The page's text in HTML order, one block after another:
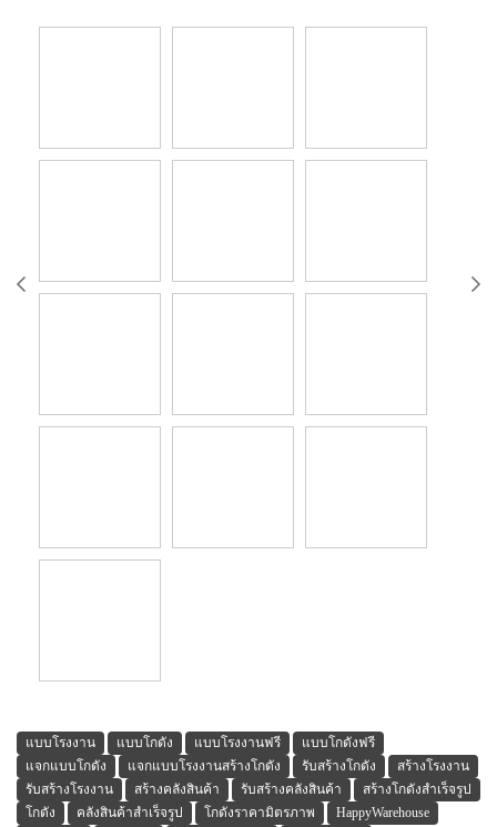
แบบโรงงาน แบบโกดัง แบบโรงงานฟรี
แบบโกดังฟรี
แจกแบบโกดัง
แจกแบบโรงงานสร้างโกดัง รับสร้างโกดัง
สร้างโรงงาน
รับสร้างโรงงาน
สร้างคลังสินค้า รับสร้างคลังสินค้า
สร้างโกดังสำเร็จรูป
โกดัง
คลังสินค้าสำเร็จรูป โกดังราคามิตรภาพ
HappyWarehouse